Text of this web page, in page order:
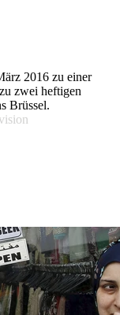
2016 zu einer
zwei heftigen
Brüssel.